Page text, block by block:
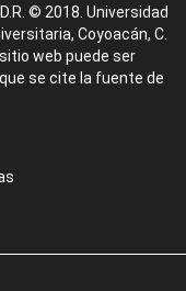
© 2018. Universidad
Coyoacán, C.
web puede ser
se cite la fuente de